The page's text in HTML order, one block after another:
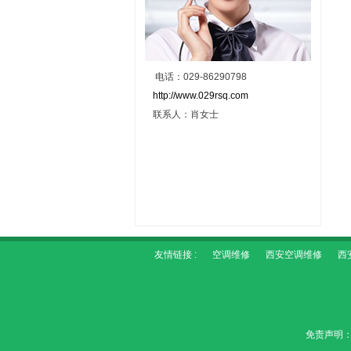
电话：029-86290798
http://www.029rsq.com
联系人：肖女士
友情链接 : 空调维修 西安空调维修 西
免责声明